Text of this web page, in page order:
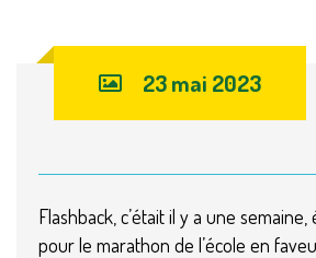
23 mai 2023
Flashback, c’était il y a une
pour le marathon de l’école en